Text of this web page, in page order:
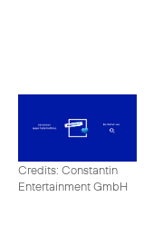
Credits: Constantin
Entertainment GmbH